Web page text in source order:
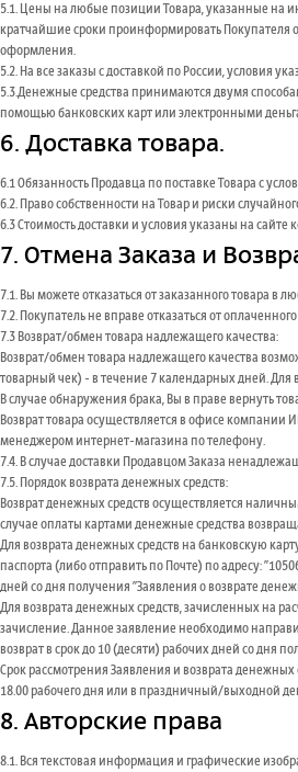
5.1. Цены на любые позиции Товара, указанные на
кратчайшие сроки проинформировать Покупателя
оформления.
5.2. На все заказы с доставкой по России,
5.3.Денежные средства принимаются двумя
помощью банковских карт или электронными
6. Доставка товара.
6.1 Обязанность Продавца по поставке Товара с
6.2. Право собственности на Товар и риски
6.3 Стоимость доставки и условия указаны на сайте
7. Отмена Заказа и
7.1. Вы можете отказаться от заказанного товара в
7.2. Покупатель не вправе отказаться от
7.3 Возврат/обмен товара надлежащего качества:
Возврат/обмен товара надлежащего качества
товарный чек) - в течение 7 календарных дней.
В случае обнаружения брака, Вы в праве вернуть
Возврат товара осуществляется в офисе компании
менеджером интернет-магазина по телефону.
7.4. В случае доставки Продавцом Заказа
7.5. Порядок возврата денежных средств:
Возврат денежных средств осуществляется
случае оплаты картами денежные средства
Для возврата денежных средств на банковскую
паспорта (либо отправить по Почте) по адресу:
дней со дня получения "Заявления о возврате
Для возврата денежных средств, зачисленных на
зачисление. Данное заявление необходимо
возврат в срок до 10 (десяти) рабочих дней со дня
Срок рассмотрения Заявления и возврата
18.00 рабочего дня или в праздничный/выходной
8. Авторские права
8.1. Вся текстовая информация и графические